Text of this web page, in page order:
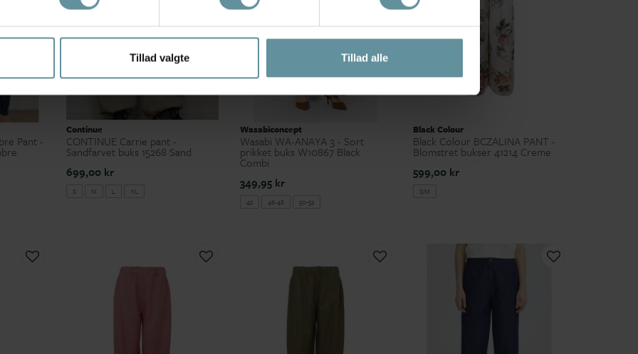
Tillad valgte Tillad alle
Pant -
Continue
CONTINUE Carrie pant -
Sandfarvet buks 15268 Sand
699,00 kr
S M L XL
Wasabiconcept
Wasabi WA-ANAYA 3 - Sort
prikket buks W10867 Black
Combi
349,95 kr
42 46-48 50-52
Black Colour
Black Colour BCZALINA PANT -
Blomstret bukser 41214 Creme
599,00 kr
S/M